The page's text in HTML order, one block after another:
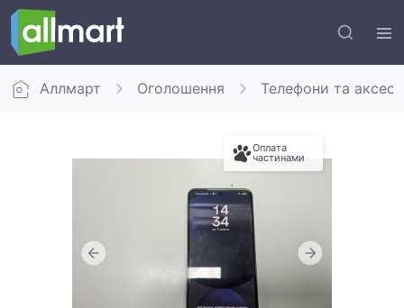
Аллмарт Оголошення Телефони та
Оплата
частинами